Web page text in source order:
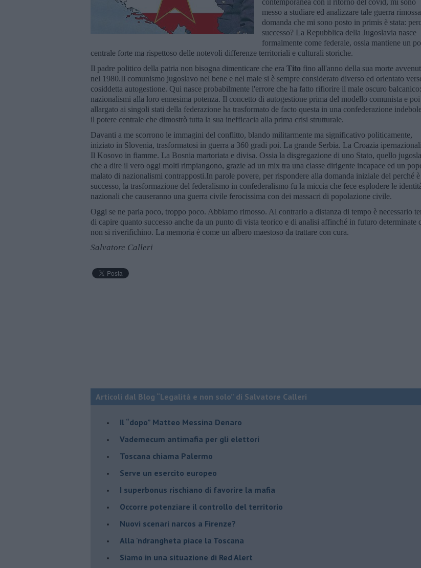
messo a studiare ed analizzare tale guerra
domanda che mi sono posto in primis è stata:
successo? La Repubblica della Jugoslavia nasce
formalmente come federale, ossia mantiene un
centrale forte ma rispettoso delle notevoli differenze territoriali e culturali storiche.
Il padre politico della patria non bisogna dimenticare che era Tito fino all'anno della sua morte
nel 1980.Il comunismo jugoslavo nel bene e nel male si è sempre considerato diverso ed orientato
cosiddetta autogestione. Qui nasce probabilmente l'errore che ha fatto rifiorire il male oscuro
nazionalismi alla loro ennesima potenza. Il concetto di autogestione prima del modello comunista e poi
allargato ai singoli stati della federazione ha trasformato de facto questa in una confederazione
il potere centrale che dimostrò tutta la sua inefficacia alla prima crisi strutturale.
Davanti a me scorrono le immagini del conflitto, blando militarmente ma significativo politicamente,
iniziato in Slovenia, trasformatosi in guerra a 360 gradi poi. La grande Serbia. La Croazia
Il Kosovo in fiamme. La Bosnia martoriata e divisa. Ossia la disgregazione di uno Stato, quello
che a dire il vero oggi molti rimpiangono, grazie ad un mix tra una classe dirigente incapace ed un
malato di nazionalismi contrapposti.In parole povere, per rispondere alla domanda iniziale del perché è
successo, la trasformazione del federalismo in confederalismo fu la miccia che fece esplodere le
nazionali che causeranno una guerra civile ferocissima con dei massacri di popolazione civile.
Oggi se ne parla poco, troppo poco. Abbiamo rimosso. Al contrario a distanza di tempo è necessario
di capire quanto successo anche da un punto di vista teorico e di analisi affinché in futuro determinate
non si riverifichino. La memoria è come un albero maestoso da trattare con cura.
Salvatore Calleri
Articoli dal Blog “Legalità e non solo” di Salvatore Calleri
Il “dopo” Matteo Messina Denaro
Vademecum antimafia per gli elettori
Toscana chiama Palermo
Serve un esercito europeo
I superbonus rischiano di favorire la mafia
Occorre potenziare il controllo del territorio
​Nuovi scenari narcos a Firenze?
Alla 'ndrangheta piace la Toscana
Siamo in una situazione di Red Alert